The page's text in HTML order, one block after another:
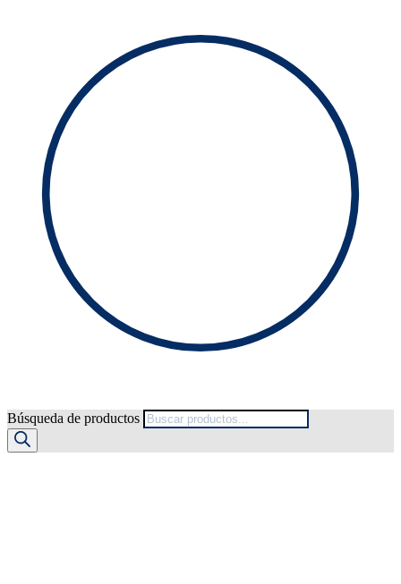
Búsqueda de productos